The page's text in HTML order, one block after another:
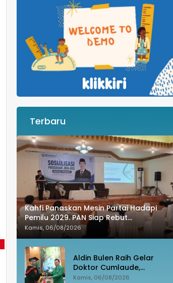
Terbaru
Kahfi Panaskan Mesin Partai Hadapi
Pemilu 2029. PAN Siap Rebut
Kemanangan di Takalar
Kamis, 06/08/2026
Aldin Bulen Raih Gelar
Doktor Cumlaude,
Tawarkan Model Baru
Kamis, 06/08/2026